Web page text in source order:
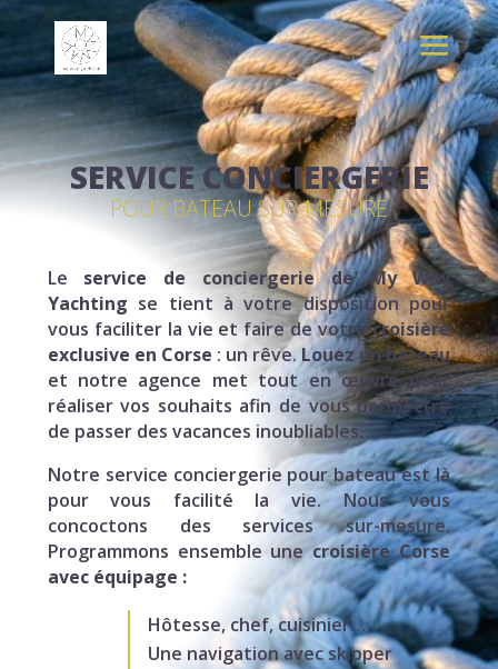
SERVICE CONCIERGERIE
POUR BATEAU SUR-MESURE
Le service de conciergerie de My Way
Yachting se tient à votre disposition pour
vous faciliter la vie et faire de votrecroisière
exclusive en Corse : un rêve. Louez un bateau
et notre agence met tout en œuvre pour
réaliser vos souhaits afin de vous permettre
de passer des vacances inoubliables.
Notre service conciergerie pour bateau est là
pour vous facilité la vie. Nous vous
concoctons des services sur-mesure.
Programmons ensemble unecroisière Corse
avec équipage :
Hôtesse, chef, cuisinier…
Une navigation avec skipper